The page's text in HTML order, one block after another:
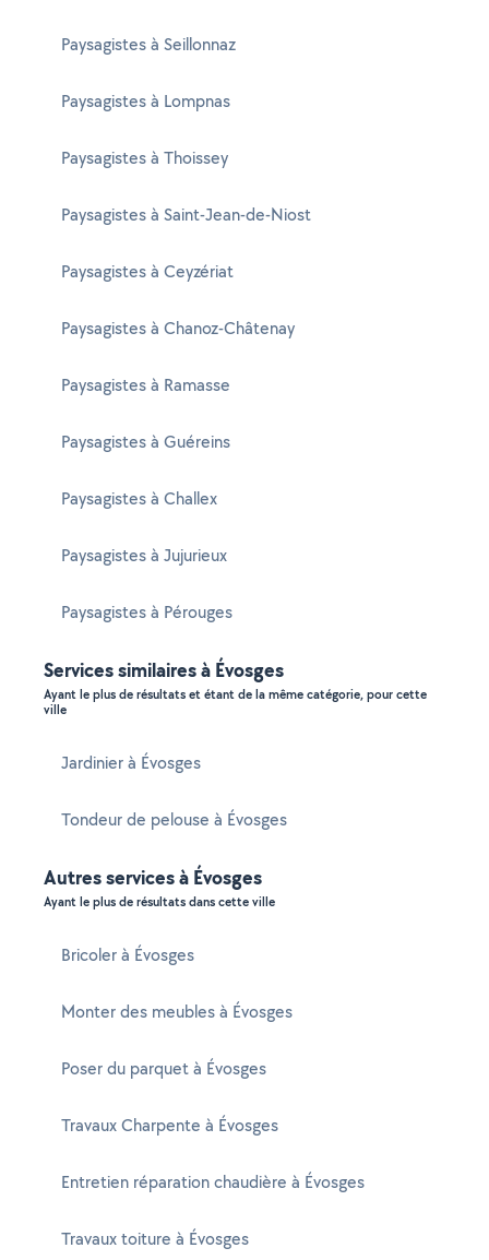
Paysagistes à Seillonnaz
Paysagistes à Lompnas
Paysagistes à Thoissey
Paysagistes à Saint-Jean-de-Niost
Paysagistes à Ceyzériat
Paysagistes à Chanoz-Châtenay
Paysagistes à Ramasse
Paysagistes à Guéreins
Paysagistes à Challex
Paysagistes à Jujurieux
Paysagistes à Pérouges
Services similaires à Évosges
Ayant le plus de résultats et étant de la même catégorie, pour cette
ville
Jardinier à Évosges
Tondeur de pelouse à Évosges
Autres services à Évosges
Ayant le plus de résultats dans cette ville
Bricoler à Évosges
Monter des meubles à Évosges
Poser du parquet à Évosges
Travaux Charpente à Évosges
Entretien réparation chaudière à Évosges
Travaux toiture à Évosges